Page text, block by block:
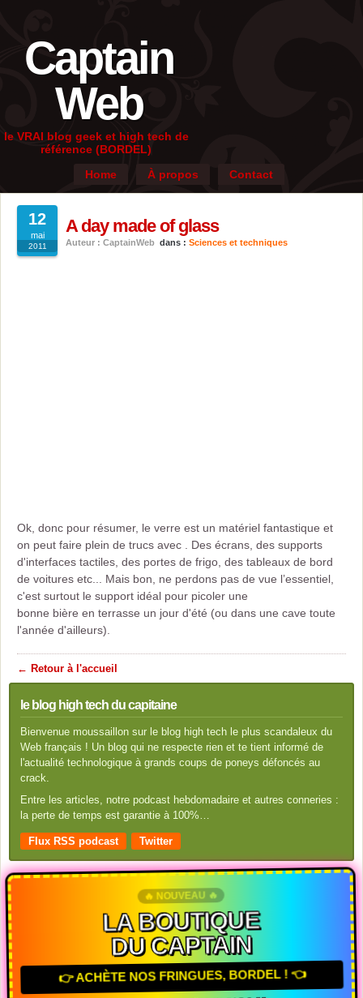
Captain
Web
le VRAI blog geek et high tech de
référence (BORDEL)
Home
À propos Contact
12
mai
2011
A day made of glass
Auteur : CaptainWeb dans : Sciences et techniques
Ok, donc pour résumer, le verre est un matériel fantastique et
on peut faire plein de trucs avec . Des écrans, des supports
d'interfaces tactiles, des portes de frigo, des tableaux de bord
de voitures etc... Mais bon, ne perdons pas de vue l’essentiel,
c'est surtout le support idéal pour picoler une
bonne bière en terrasse un jour d'été (ou dans une cave toute
l'année d'ailleurs).
← Retour à l'accueil
le blog high tech du capitaine
Bienvenue moussaillon sur le blog high tech le plus scandaleux du
Web français ! Un blog qui ne respecte rien et te tient informé de
l'actualité technologique à grands coups de poneys défoncés au
crack.
Entre les articles, notre podcast hebdomadaire et autres conneries :
la perte de temps est garantie à 100%…
Flux RSS podcast Twitter
🔥 NOUVEAU 🔥
LA BOUTIQUE
DU CAPTAIN
👉 ACHÈTE NOS FRINGUES, BORDEL ! 👈